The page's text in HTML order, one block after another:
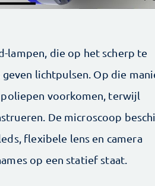
lampen, die op het scherp te
lichtpulsen. Op die
voorkomen, terwijl
De microscoop
flexibele lens en camera
op een statief staat.